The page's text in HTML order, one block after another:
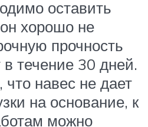
оставить
хорошо не
прочность
течение 30 дней.
навес не дает
на основание, к
можно